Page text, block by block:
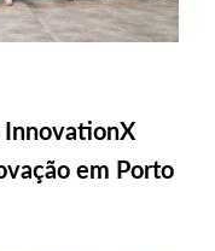
InnovationX
em Porto